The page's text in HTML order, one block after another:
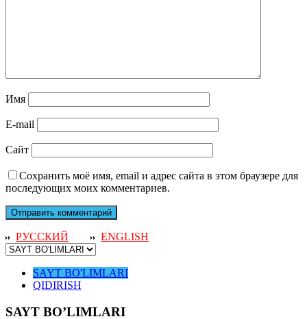
Имя
E-mail
Сайт
Сохранить моё имя, email и адрес сайта в этом браузере для
последующих моих комментариев.
РУССКИЙ ENGLISH
SAYT BO'LIMLARI
QIDIRISH
SAYT BO’LIMLARI